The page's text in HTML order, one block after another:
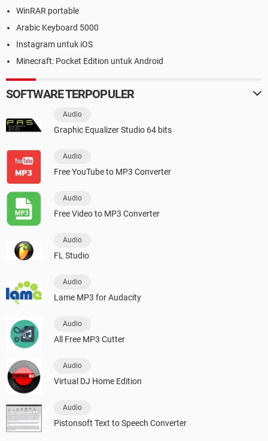
WinRAR portable
Arabic Keyboard 5000
Instagram untuk iOS
Minecraft: Pocket Edition untuk Android
SOFTWARE TERPOPULER
Audio
Graphic Equalizer Studio 64 bits
Audio
Free YouTube to MP3 Converter
Audio
Free Video to MP3 Converter
Audio
FL Studio
Audio
Lame MP3 for Audacity
Audio
All Free MP3 Cutter
Audio
Virtual DJ Home Edition
Audio
Pistonsoft Text to Speech Converter